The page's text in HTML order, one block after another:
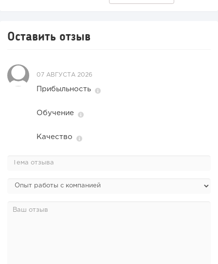
Оставить отзыв
07 АВГУСТА 2026
Прибыльность
Обучение
Качество